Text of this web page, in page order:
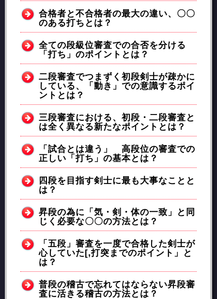
合格者と不合格者の最大の違い、〇〇
のある打ちとは？
全ての段級位審査での合否を分ける
「打ち」のポイントとは？
二段審査でつまずく初段剣士が疎かに
している、「動き」での意識するポイ
ントとは？
三段審査における、初段・二段審査と
は全く異なる新たなポイントとは？
「試合とは違う」 高段位の審査での
正しい「打ち」の基本とは？
四段を目指す剣士に最も大事なことと
は？
昇段の為に「気・剣・体の一致」と同
じく必要な〇〇の方法とは？
「五段」審査を一度で合格した剣士が
心していた[,打突までのポイント」と
は？
普段の稽古で忘れてはならない昇段審
査に活きる稽古の方法とは？